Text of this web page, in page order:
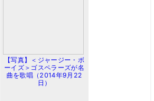
【写真】＜ジャージー・ボ
ーイズ＞ゴスペラーズが名
曲を歌唱（2014年9月22
日）